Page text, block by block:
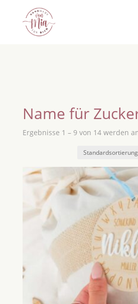
Name für
Ergebnisse 1 – 9 von 14 werden